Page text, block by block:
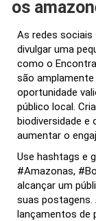
os
As redes
divulgar uma
como o
são
oportunidade
público local.
biodiversidade e
aumentar o
Use hashtags e
#Amazonas,
alcançar um
suas postagens.
lançamentos de